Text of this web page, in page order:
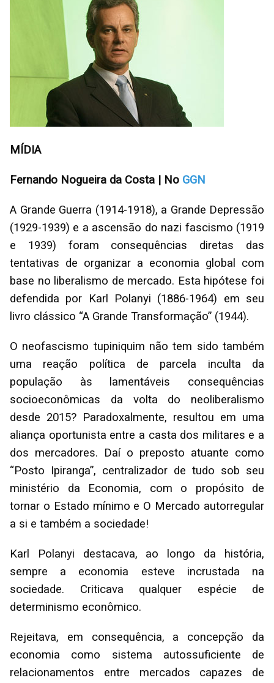
MÍDIA
Fernando Nogueira da Costa | No GGN
A Grande Guerra (1914-1918), a Grande Depressão
(1929-1939) e a ascensão do nazi fascismo (1919
e 1939) foram consequências diretas das
tentativas de organizar a economia global com
base no liberalismo de mercado. Esta hipótese foi
defendida por Karl Polanyi (1886-1964) em seu
livro clássico “A Grande Transformação” (1944).
O neofascismo tupiniquim não tem sido também
uma reação política de parcela inculta da
população às lamentáveis consequências
socioeconômicas da volta do neoliberalismo
desde 2015? Paradoxalmente, resultou em uma
aliança oportunista entre a casta dos militares e a
dos mercadores. Daí o preposto atuante como
“Posto Ipiranga”, centralizador de tudo sob seu
ministério da Economia, com o propósito de
tornar o Estado mínimo e O Mercado autorregular
a si e também a sociedade!
Karl Polanyi destacava, ao longo da história,
sempre a economia esteve incrustada na
sociedade. Criticava qualquer espécie de
determinismo econômico.
Rejeitava, em consequência, a concepção da
economia como sistema autossuficiente de
relacionamentos entre mercados capazes de